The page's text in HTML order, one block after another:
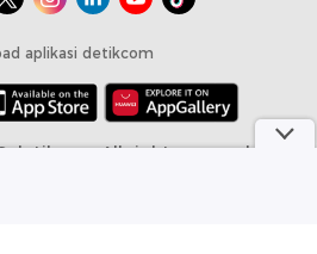
aplikasi detikcom
detikcom, All right reserved